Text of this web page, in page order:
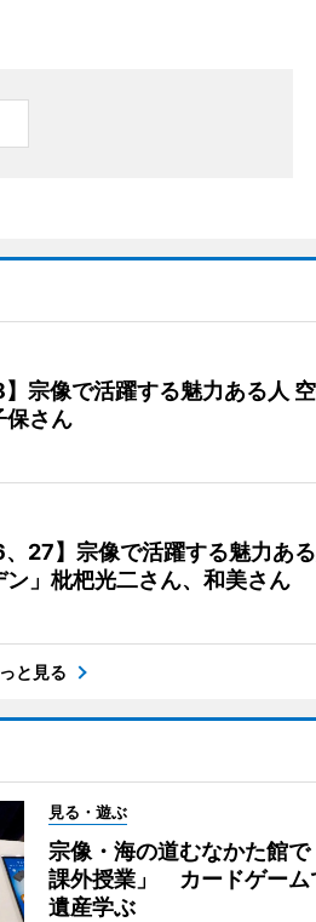
】宗像で活躍する魅力ある人
保さん
、27】宗像で活躍する魅力あ
ン」枇杷光二さん、和美さん
と見る
見る・遊ぶ
宗像・海の道むなかた館で
課外授業」 カードゲーム
遺産学ぶ